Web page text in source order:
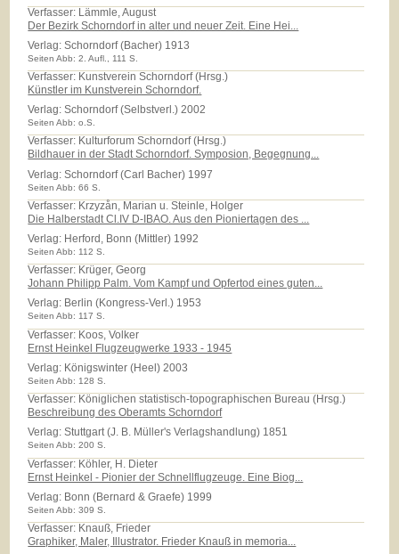
Verfasser: Lämmle, August
Der Bezirk Schorndorf in alter und neuer Zeit. Eine Hei...
Verlag:Schorndorf (Bacher) 1913
Seiten Abb: 2. Aufl., 111 S.
Verfasser: Kunstverein Schorndorf (Hrsg.)
Künstler im Kunstverein Schorndorf.
Verlag:Schorndorf (Selbstverl.) 2002
Seiten Abb: o.S.
Verfasser: Kulturforum Schorndorf (Hrsg.)
Bildhauer in der Stadt Schorndorf. Symposion, Begegnung...
Verlag:Schorndorf (Carl Bacher) 1997
Seiten Abb: 66 S.
Verfasser: Krzyzån, Marian u. Steinle, Holger
Die Halberstadt Cl.IV D-IBAO. Aus den Pioniertagen des ...
Verlag: Herford, Bonn (Mittler) 1992
Seiten Abb: 112 S.
Verfasser: Krüger, Georg
Johann Philipp Palm. Vom Kampf und Opfertod eines guten...
Verlag: Berlin (Kongress-Verl.) 1953
Seiten Abb: 117 S.
Verfasser: Koos, Volker
Ernst Heinkel Flugzeugwerke 1933 - 1945
Verlag: Königswinter (Heel) 2003
Seiten Abb: 128 S.
Verfasser: Königlichen statistisch-topographischen Bureau (Hrsg.)
Beschreibung des Oberamts Schorndorf
Verlag:Stuttgart (J. B. Müller's Verlagshandlung) 1851
Seiten Abb: 200 S.
Verfasser: Köhler, H. Dieter
Ernst Heinkel - Pionier der Schnellflugzeuge. Eine Biog...
Verlag: Bonn (Bernard & Graefe) 1999
Seiten Abb: 309 S.
Verfasser: Knauß, Frieder
Graphiker, Maler, Illustrator. Frieder Knauß in memoria...